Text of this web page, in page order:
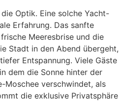
Optik. Eine solche Yacht-
Erfahrung. Das sanfte
Meeresbrise und die
Stadt in den Abend übergeht,
Entspannung. Viele Gäste
dem die Sonne hinter der
Moschee verschwindet, als
die exklusive Privatsphäre